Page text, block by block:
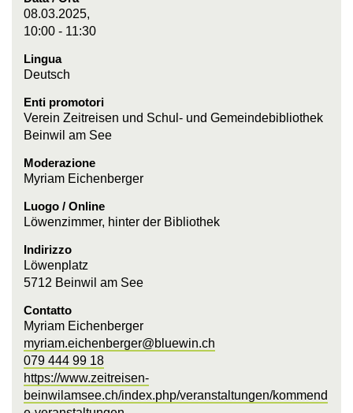
08.03.2025,
10:00 - 11:30
Lingua
Deutsch
Enti promotori
Verein Zeitreisen und Schul- und Gemeindebibliothek
Beinwil am See
Moderazione
Myriam Eichenberger
Luogo / Online
Löwenzimmer, hinter der Bibliothek
Indirizzo
Löwenplatz
5712 Beinwil am See
Contatto
Myriam Eichenberger
myriam.eichenberger@bluewin.ch
079 444 99 18
https://www.zeitreisen-
beinwilamsee.ch/index.php/veranstaltungen/kommend